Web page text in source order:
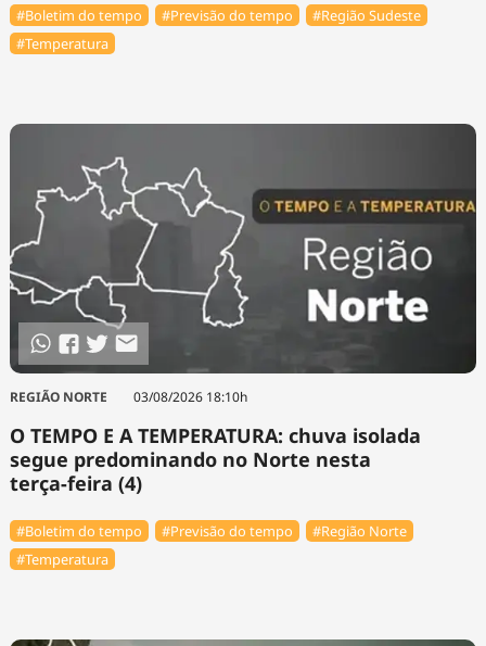
#Boletim do tempo #Previsão do tempo
#Região Sudeste
#Temperatura
REGIÃO NORTE 03/08/2026 18:10h
O TEMPO E A TEMPERATURA: chuva isolada
segue predominando no Norte nesta
terça-feira (4)
#Boletim do tempo #Previsão do tempo
#Região Norte
#Temperatura